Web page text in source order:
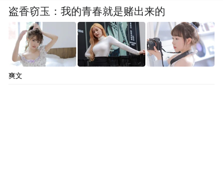
盗香窃玉：我的青春就是赌出来的
爽文